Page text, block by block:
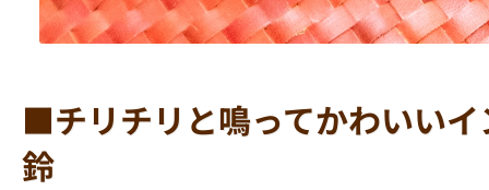
■チリチリと鳴ってかわいい
鈴